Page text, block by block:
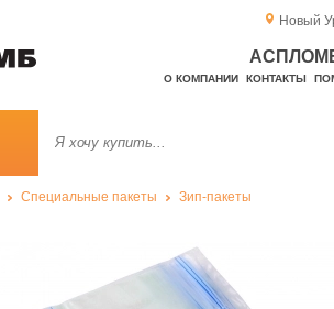
Новый
О КОМПАНИИ КОНТАКТЫ
Специальные пакеты Зип-пакеты